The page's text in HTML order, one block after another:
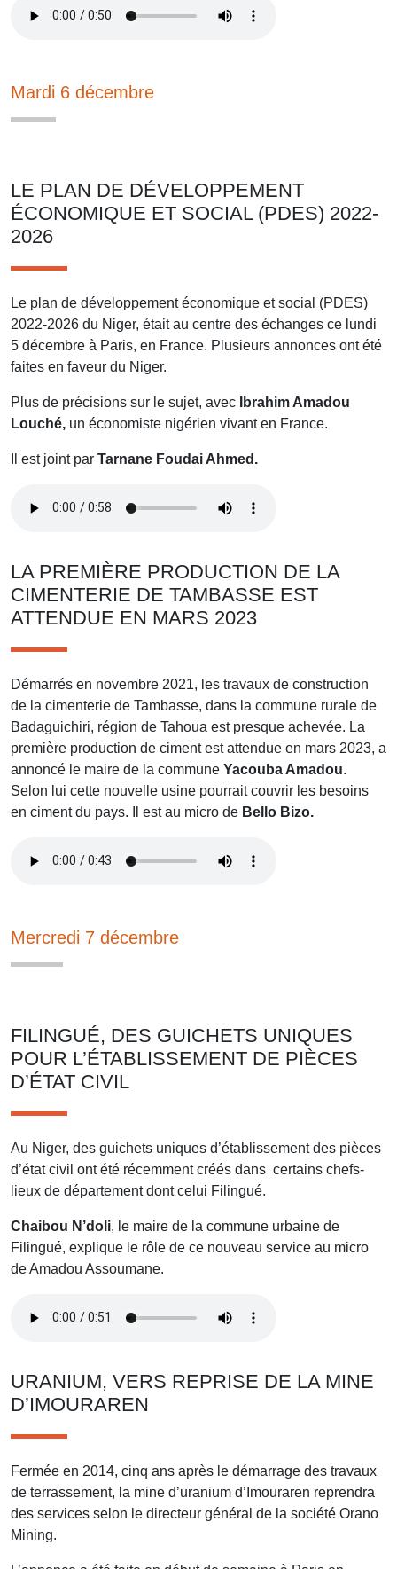
Mardi 6 décembre
LE PLAN DE DÉVELOPPEMENT
ÉCONOMIQUE ET SOCIAL (PDES) 2022-
2026
Le plan de développement économique et social (PDES)
2022-2026 du Niger, était au centre des échanges ce lundi
5 décembre à Paris, en France. Plusieurs annonces ont été
faites en faveur du Niger.
Plus de précisions sur le sujet, avec
Ibrahim Amadou
Louché, un économiste nigérien vivant en France.
Il est joint par Tarnane Foudai Ahmed.
LA PREMIÈRE PRODUCTION DE LA
CIMENTERIE DE TAMBASSE EST
ATTENDUE EN MARS 2023
Démarrés en novembre 2021, les travaux de construction
de la cimenterie de Tambasse, dans la commune rurale de
Badaguichiri, région de Tahoua est presque achevée. La
première production de ciment est attendue en mars 2023, a
annoncé le maire de la commune Yacouba Amadou.
Selon lui cette nouvelle usine pourrait couvrir les besoins
en ciment du pays. Il est au micro de Bello Bizo.
Mercredi 7 décembre
FILINGUÉ, DES GUICHETS UNIQUES
POUR L’ÉTABLISSEMENT DE PIÈCES
D’ÉTAT CIVIL
Au Niger, des guichets uniques d’établissement des pièces
d’état civil ont été récemment créés dans certains chefs-
lieux de département dont celui Filingué.
Chaibou N’doli, le maire de la commune urbaine de
Filingué, explique le rôle de ce nouveau service au micro
de Amadou Assoumane.
URANIUM, VERS REPRISE DE LA MINE
D’IMOURAREN
Fermée en 2014, cinq ans après le démarrage des travaux
de terrassement, la mine d’uranium d’Imouraren reprendra
des services selon le directeur général de la société Orano
Mining.